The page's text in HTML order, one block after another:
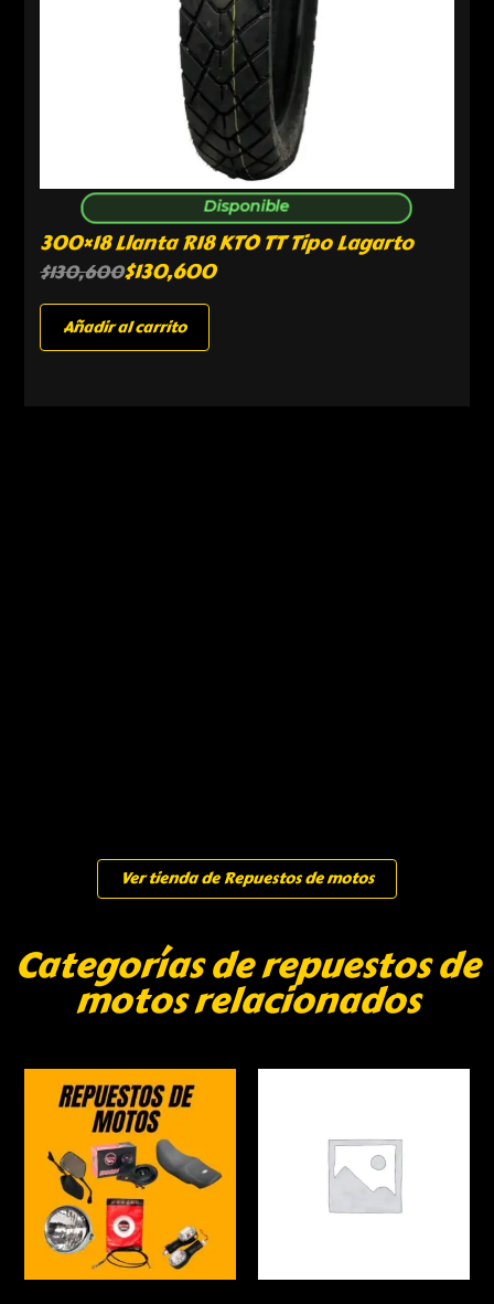
Disponible
300×18 Llanta R18 KTO TT Tipo Lagarto
$130,600$130,600
Añadir al carrito
Ver tienda de Repuestos de motos
Categorías de repuestos de
motos relacionados